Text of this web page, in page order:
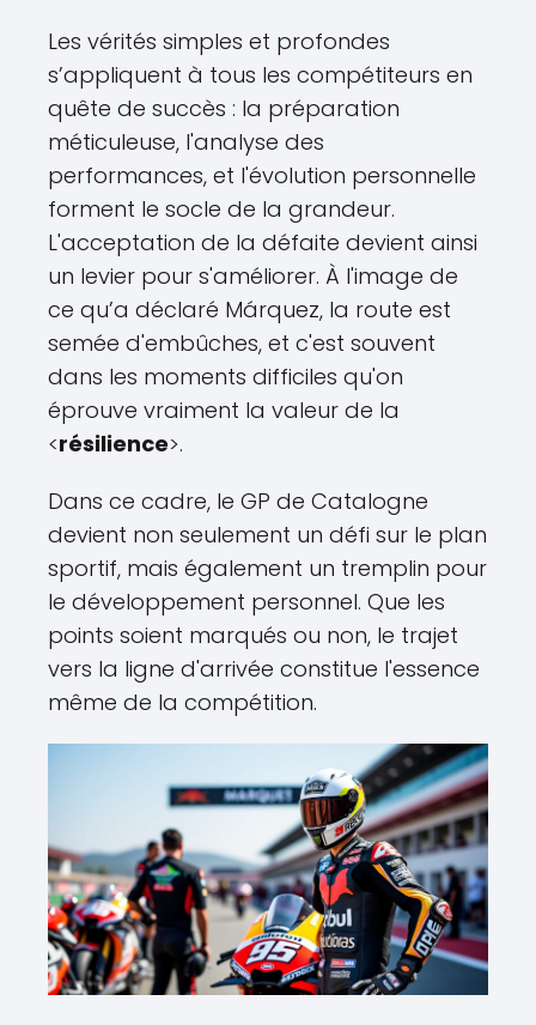
Les vérités simples et profondes
s’appliquent à tous les compétiteurs en
quête de succès : la préparation
méticuleuse, l'analyse des
performances, et l'évolution personnelle
forment le socle de la grandeur.
L'acceptation de la défaite devient ainsi
un levier pour s'améliorer. À l'image de
ce qu’a déclaré Márquez, la route est
semée d'embûches, et c'est souvent
dans les moments difficiles qu'on
éprouve vraiment la valeur de la
<résilience>.
Dans ce cadre, le GP de Catalogne
devient non seulement un défi sur le plan
sportif, mais également un tremplin pour
le développement personnel. Que les
points soient marqués ou non, le trajet
vers la ligne d'arrivée constitue l'essence
même de la compétition.